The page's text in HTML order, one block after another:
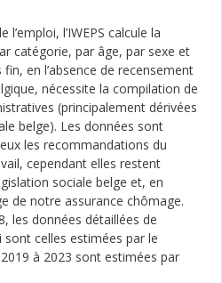
l’IWEPS calcule la
catégorie, par âge, par sexe et
en l’absence de recensement
nécessite la compilation de
(principalement dérivées
belge). Les données sont
les recommandations du
cependant elles restent
sociale belge et, en
de notre assurance chômage.
les données détaillées de
celles estimées par le
2019 à 2023 sont estimées par